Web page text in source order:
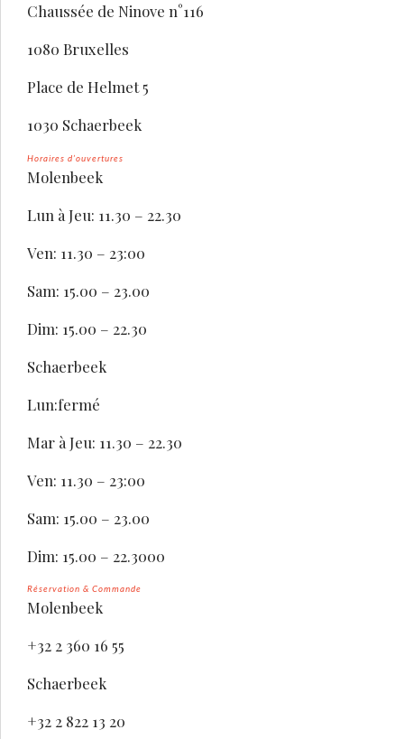
Chaussée de Ninove n°116
1080 Bruxelles
Place de Helmet 5
1030 Schaerbeek
Horaires d’ouvertures
Molenbeek
Lun à Jeu: 11.30 – 22.30
Ven: 11.30 – 23:00
Sam: 15.00 – 23.00
Dim: 15.00 – 22.30
Schaerbeek
Lun:fermé
Mar à Jeu: 11.30 – 22.30
Ven: 11.30 – 23:00
Sam: 15.00 – 23.00
Dim: 15.00 – 22.3000
Réservation & Commande
Molenbeek
+32 2 360 16 55
Schaerbeek
+32 2 822 13 20